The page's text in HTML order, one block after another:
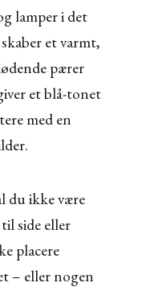
lamper i det
et varmt,
pærer
et blå-tonet
med en
du ikke være
side eller
placere
– eller nogen